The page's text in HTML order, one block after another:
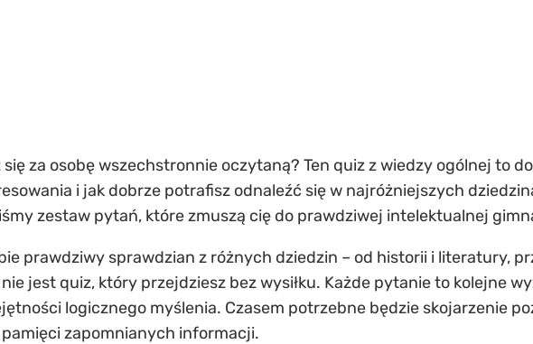
się za osobę wszechstronnie oczytaną? Ten quiz z wiedzy ogólnej to
i jak dobrze potrafisz odnaleźć się w najróżniejszych
zestaw pytań, które zmuszą cię do prawdziwej intelektualnej
prawdziwy sprawdzian z różnych dziedzin – od historii i literatury,
nie jest quiz, który przejdziesz bez wysiłku. Każde pytanie to kolejne
logicznego myślenia. Czasem potrzebne będzie skojarzenie
zapomnianych informacji.